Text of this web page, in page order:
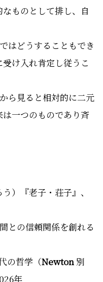
ものとして排し、自
はどうすることもでき
け入れ肯定し従うこ
ら見ると相対的に二元
一つのものであり斉
）『老子・荘子 』、
との信頼関係を創れる
の哲学（Newton 別
年